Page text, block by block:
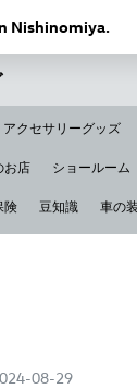
Nishinomiya.
アクセサリーグッズ
お店 ショールーム
険 豆知識 車の
08-29